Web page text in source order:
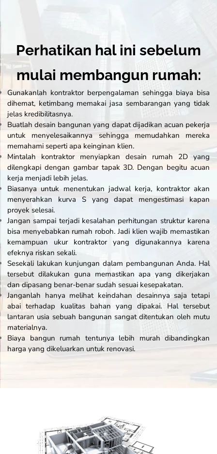
Perhatikan hal ini sebelum
mulai membangun rumah:
Gunakanlah kontraktor berpengalaman sehingga biaya bisa
dihemat, ketimbang memakai jasa sembarangan yang tidak
jelas kredibilitasnya.
Buatlah desain bangunan yang dapat dijadikan acuan pekerja
untuk menyelesaikannya sehingga memudahkan mereka
memahami seperti apa keinginan klien.
Mintalah kontraktor menyiapkan desain rumah 2D yang
dilengkapi dengan gambar tapak 3D. Dengan begitu acuan
kerja menjadi lebih jelas.
Biasanya untuk menentukan jadwal kerja, kontraktor akan
menyerahkan kurva S yang dapat mengestimasi kapan
proyek selesai.
Jangan sampai terjadi kesalahan perhitungan struktur karena
bisa menyebabkan rumah roboh. Jadi klien wajib memastikan
kemampuan ukur kontraktor yang digunakannya karena
efeknya riskan sekali.
Sesekali lakukan kunjungan dalam pembangunan Anda. Hal
tersebut dilakukan guna memastikan apa yang dikerjakan
dan dipasang benar-benar sudah sesuai kesepakatan.
Janganlah hanya melihat keindahan desainnya saja tetapi
abai terhadap kualitas bahan yang dipakai. Hal tersebut
lantaran usia sebuah bangunan sangat ditentukan oleh mutu
materialnya.
Biaya bangun rumah tentunya lebih murah dibandingkan
harga yang dikeluarkan untuk renovasi.